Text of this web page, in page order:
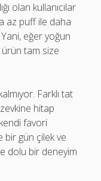
olan kullanıcılar
az puff ile daha
eğer yoğun
ürün tam size
Farklı tat
hitap
favori
bir gün çilek ve
dolu bir deneyim